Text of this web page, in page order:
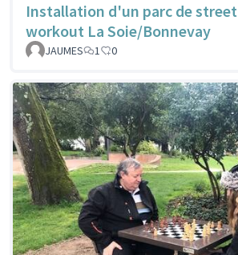
Installation d'un parc de street
workout La Soie/Bonnevay
JAUMES
1 0